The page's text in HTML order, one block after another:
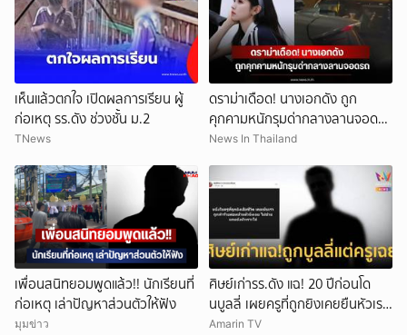
เห็นแล้วตกใจ เปิดผลการเรียน ผู้
ก่อเหตุ รร.ดัง ช่วงชั้น ม.2
TNews
ดราม่าเดือด! นางเอกดัง ถูก
คุกคามหนักรุมด่ากลางลานจอดรถ
(ข่าวต่างประเทศ)
News In Thailand
เพื่อนสนิทยอมพูดแล้ว!! นักเรียนที่
ก่อเหตุ เล่าปัญหาส่วนตัวให้ฟัง
มุมข่าว
ศิษย์เก่ารร.ดัง แฉ! 20 ปีก่อนโด
นบูลลี่ เผยครูที่ถูกยิงเคยยืนหัวเราะ
ใส่
Amarin TV